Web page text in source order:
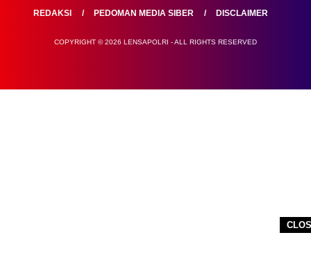
REDAKSI PEDOMAN MEDIA SIBER DISCLAIMER
COPYRIGHT © 2026 LENSAPOLRI - ALL RIGHTS RESERVED